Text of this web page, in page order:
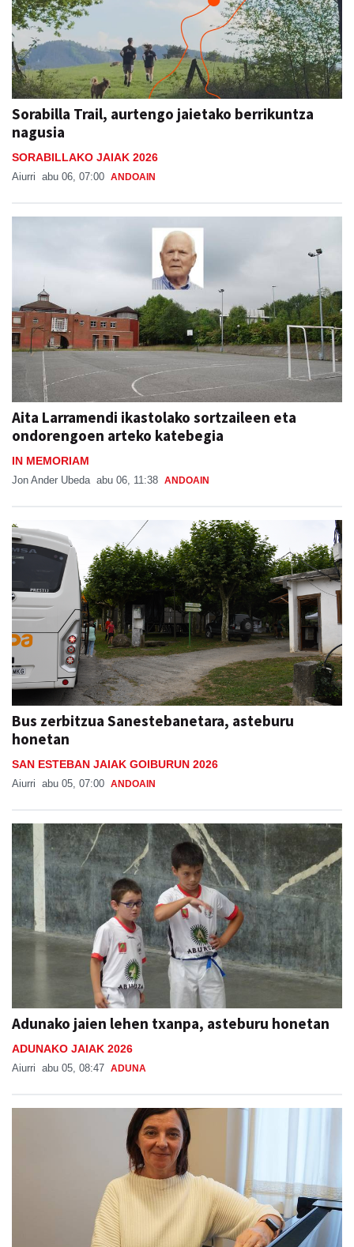
Sorabilla Trail, aurtengo jaietako berrikuntza
nagusia
SORABILLAKO JAIAK 2026
Aiurri abu 06, 07:00 ANDOAIN
Aita Larramendi ikastolako sortzaileen eta
ondorengoen arteko katebegia
IN MEMORIAM
Jon Ander Ubeda abu 06, 11:38 ANDOAIN
Bus zerbitzua Sanestebanetara, asteburu
honetan
SAN ESTEBAN JAIAK GOIBURUN 2026
Aiurri abu 05, 07:00 ANDOAIN
Adunako jaien lehen txanpa, asteburu honetan
ADUNAKO JAIAK 2026
Aiurri abu 05, 08:47 ADUNA